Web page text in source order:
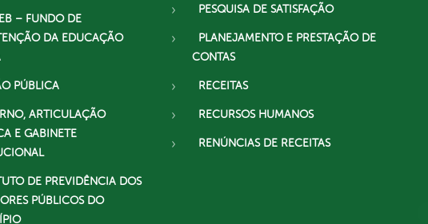
– FUNDO DE
DA EDUCAÇÃO
PÚBLICA
ARTICULAÇÃO
E GABINETE
DE PREVIDÊNCIA DOS
PÚBLICOS DO
PESQUISA DE SATISFAÇÃO
PLANEJAMENTO E PRESTAÇÃO DE
CONTAS
RECEITAS
RECURSOS HUMANOS
RENÚNCIAS DE RECEITAS